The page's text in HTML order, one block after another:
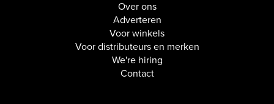
Over ons
Adverteren
Voor winkels
Voor distributeurs en merken
We're hiring
Contact